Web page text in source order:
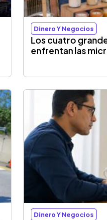
Dinero Y Negocios
Los cuatro
enfrentan las
Dinero Y Negocios